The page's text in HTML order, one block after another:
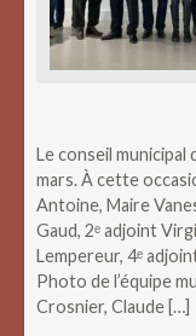
Le conseil municipal
mars. À cette
Antoine, Maire
Gaud, 2ᵉ adjoint
Lempereur, 4ᵉ
Photo de l’équipe
Crosnier, Claude […]